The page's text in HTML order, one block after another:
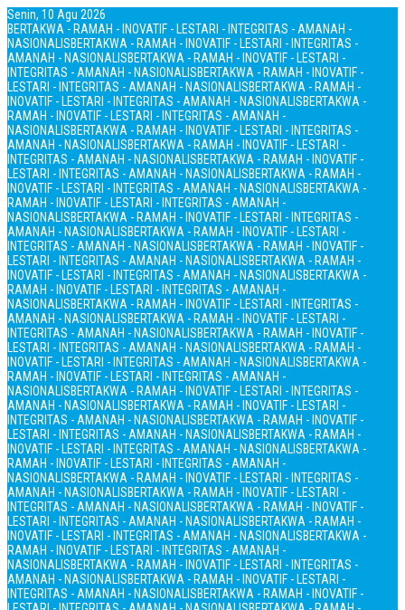
Senin, 10 Agu 2026
BERTAKWA - RAMAH - INOVATIF - LESTARI - INTEGRITAS - AMANAH -
NASIONALISBERTAKWA - RAMAH - INOVATIF - LESTARI - INTEGRITAS -
AMANAH - NASIONALISBERTAKWA - RAMAH - INOVATIF - LESTARI -
INTEGRITAS - AMANAH - NASIONALISBERTAKWA - RAMAH - INOVATIF -
LESTARI - INTEGRITAS - AMANAH - NASIONALISBERTAKWA - RAMAH -
INOVATIF - LESTARI - INTEGRITAS - AMANAH - NASIONALISBERTAKWA -
RAMAH - INOVATIF - LESTARI - INTEGRITAS - AMANAH -
NASIONALISBERTAKWA - RAMAH - INOVATIF - LESTARI - INTEGRITAS -
AMANAH - NASIONALISBERTAKWA - RAMAH - INOVATIF - LESTARI -
INTEGRITAS - AMANAH - NASIONALISBERTAKWA - RAMAH - INOVATIF -
LESTARI - INTEGRITAS - AMANAH - NASIONALISBERTAKWA - RAMAH -
INOVATIF - LESTARI - INTEGRITAS - AMANAH - NASIONALISBERTAKWA -
RAMAH - INOVATIF - LESTARI - INTEGRITAS - AMANAH -
NASIONALISBERTAKWA - RAMAH - INOVATIF - LESTARI - INTEGRITAS -
AMANAH - NASIONALISBERTAKWA - RAMAH - INOVATIF - LESTARI -
INTEGRITAS - AMANAH - NASIONALISBERTAKWA - RAMAH - INOVATIF -
LESTARI - INTEGRITAS - AMANAH - NASIONALISBERTAKWA - RAMAH -
INOVATIF - LESTARI - INTEGRITAS - AMANAH - NASIONALISBERTAKWA -
RAMAH - INOVATIF - LESTARI - INTEGRITAS - AMANAH -
NASIONALISBERTAKWA - RAMAH - INOVATIF - LESTARI - INTEGRITAS -
AMANAH - NASIONALISBERTAKWA - RAMAH - INOVATIF - LESTARI -
INTEGRITAS - AMANAH - NASIONALISBERTAKWA - RAMAH - INOVATIF -
LESTARI - INTEGRITAS - AMANAH - NASIONALISBERTAKWA - RAMAH -
INOVATIF - LESTARI - INTEGRITAS - AMANAH - NASIONALISBERTAKWA -
RAMAH - INOVATIF - LESTARI - INTEGRITAS - AMANAH -
NASIONALISBERTAKWA - RAMAH - INOVATIF - LESTARI - INTEGRITAS -
AMANAH - NASIONALISBERTAKWA - RAMAH - INOVATIF - LESTARI -
INTEGRITAS - AMANAH - NASIONALISBERTAKWA - RAMAH - INOVATIF -
LESTARI - INTEGRITAS - AMANAH - NASIONALISBERTAKWA - RAMAH -
INOVATIF - LESTARI - INTEGRITAS - AMANAH - NASIONALISBERTAKWA -
RAMAH - INOVATIF - LESTARI - INTEGRITAS - AMANAH -
NASIONALISBERTAKWA - RAMAH - INOVATIF - LESTARI - INTEGRITAS -
AMANAH - NASIONALISBERTAKWA - RAMAH - INOVATIF - LESTARI -
INTEGRITAS - AMANAH - NASIONALISBERTAKWA - RAMAH - INOVATIF -
LESTARI - INTEGRITAS - AMANAH - NASIONALISBERTAKWA - RAMAH -
INOVATIF - LESTARI - INTEGRITAS - AMANAH - NASIONALISBERTAKWA -
RAMAH - INOVATIF - LESTARI - INTEGRITAS - AMANAH -
NASIONALISBERTAKWA - RAMAH - INOVATIF - LESTARI - INTEGRITAS -
AMANAH - NASIONALISBERTAKWA - RAMAH - INOVATIF - LESTARI -
INTEGRITAS - AMANAH - NASIONALISBERTAKWA - RAMAH - INOVATIF -